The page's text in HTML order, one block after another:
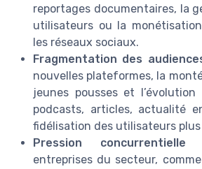
reportages documentaires, la
utilisateurs ou la
les réseaux sociaux.
Fragmentation des
nouvelles plateformes, la
jeunes pousses et l’évolution
podcasts, articles, actualité
fidélisation des utilisateurs plus
Pression concurrentielle :
entreprises du secteur,